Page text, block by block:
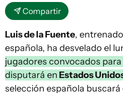
Compartir
Luis de la Fuente,
española, ha desvelado el
jugadores convocados
disputará en Estados
selección española